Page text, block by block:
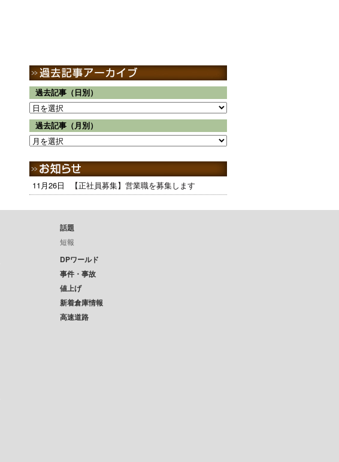
過去記事（日別）
過去記事（月別）
11月26日 【正社員募集】営業職を募集します
話題
短報
DPワールド
事件・事故
値上げ
新着倉庫情報
高速道路